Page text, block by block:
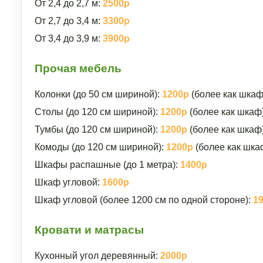
От 2,4 до 2,7 м: 2500р
От 2,7 до 3,4 м: 3300р
От 3,4 до 3,9 м: 3900р
Прочая мебель
Колонки (до 50 см шириной): 1200р (более как
Столы (до 120 см шириной): 1200р (более как
Тумбы (до 120 см шириной): 1200р (более как
Комоды (до 120 см шириной): 1200р (более как
Шкафы распашные (до 1 метра): 1400р
Шкаф угловой: 1600р
Шкаф угловой (более 1200 см по одной стороне):
Кровати и матрасы
Кухонный угол деревянный: 2000р